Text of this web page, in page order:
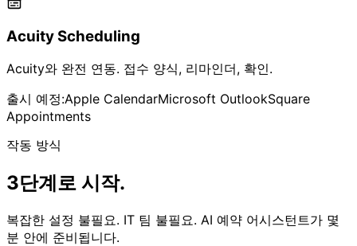
Acuity Scheduling
Acuity와 완전 연동. 접수 양식, 리마인더, 확인.
출시 예정:Apple CalendarMicrosoft OutlookSquare
Appointments
작동 방식
3단계로 시작.
복잡한 설정 불필요. IT 팀 불필요. AI 예약 어시스턴트가 몇
분 안에 준비됩니다.